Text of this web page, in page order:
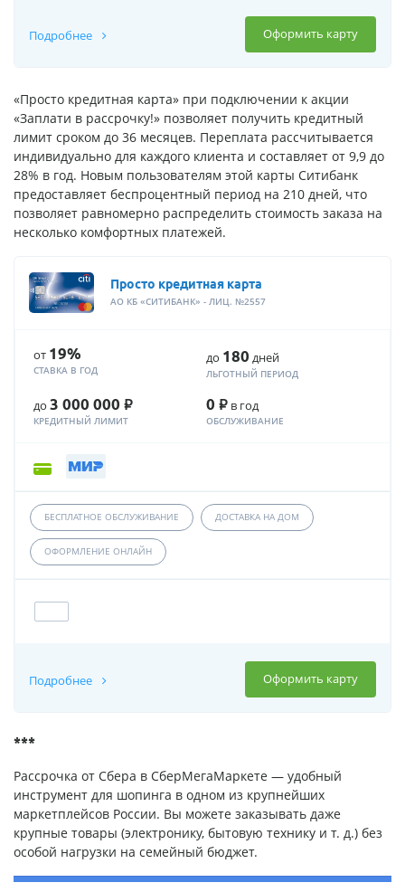
Оформить карту
Подробнее
«Просто кредитная карта» при подключении к акции
«Заплати в рассрочку!» позволяет получить кредитный
лимит сроком до 36 месяцев. Переплата рассчитывается
индивидуально для каждого клиента и составляет от 9,9 до
28% в год. Новым пользователям этой карты Ситибанк
предоставляет беспроцентный период на 210 дней, что
позволяет равномерно распределить стоимость заказа на
несколько комфортных платежей.
Просто кредитная карта
АО КБ «СИТИБАНК» - ЛИЦ. №2557
от 19%
СТАВКА В ГОД
до 180 дней
ЛЬГОТНЫЙ ПЕРИОД
до 3 000 000 Р
КРЕДИТНЫЙ ЛИМИТ
0 Р в год
ОБСЛУЖИВАНИЕ
БЕСПЛАТНОЕ ОБСЛУЖИВАНИЕ ДОСТАВКА НА ДОМ
ОФОРМЛЕНИЕ ОНЛАЙН
Оформить карту
Подробнее
***
Рассрочка от Сбера в СберМегаМаркете — удобный
инструмент для шопинга в одном из крупнейших
маркетплейсов России. Вы можете заказывать даже
крупные товары (электронику, бытовую технику и т. д.) без
особой нагрузки на семейный бюджет.